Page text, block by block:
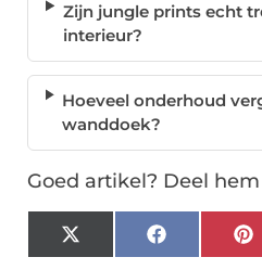
Zijn jungle prints echt
interieur?
Hoeveel onderhoud
wanddoek?
Goed artikel? Deel
X
(Twitter)
Facebook